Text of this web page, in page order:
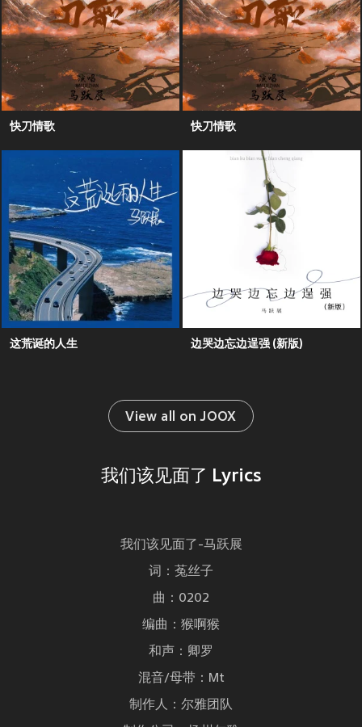
快刀情歌 快刀情歌
这荒诞的人生 边哭边忘边逞强 (新版)
View all on JOOX
我们该见面了 Lyrics
我们该见面了-马跃展
词：菟丝子
曲：0202
编曲：猴啊猴
和声：卿罗
混音/母带：Mt
制作人：尔雅团队